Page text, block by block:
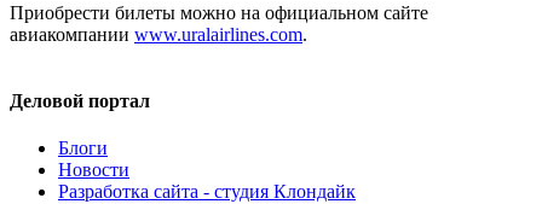
Приобрести билеты можно на официальном сайте
авиакомпании www.uralairlines.com.
Деловой портал
Блоги
Новости
Разработка сайта - студия Клондайк